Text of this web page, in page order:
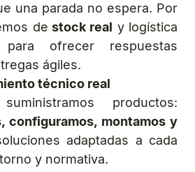
una parada no espera. Por
de stock real y logística
para ofrecer respuestas
ágiles.
técnico real
productos:
configuramos, montamos y
adaptadas a cada
y normativa.